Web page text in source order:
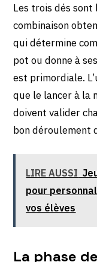
Les trois dés sont
combinaison
qui détermine
pot ou donne à
est primordiale.
que le lancer à la
doivent valider
bon déroulement
LIRE AUSSI
pour
vos élèves
La phase